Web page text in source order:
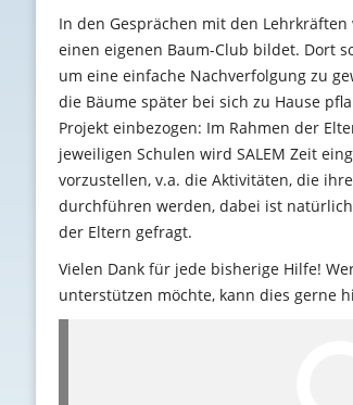
In den Gesprächen mit den
einen eigenen Baum-Club bildet. Dort
um eine einfache Nachverfolgung zu
die Bäume später bei sich zu Hause
Projekt einbezogen: Im Rahmen der
jeweiligen Schulen wird SALEM Zeit
vorzustellen, v.a. die Aktivitäten, die
durchführen werden, dabei ist
der Eltern gefragt.
Vielen Dank für jede bisherige Hilfe!
unterstützen möchte, kann dies gerne